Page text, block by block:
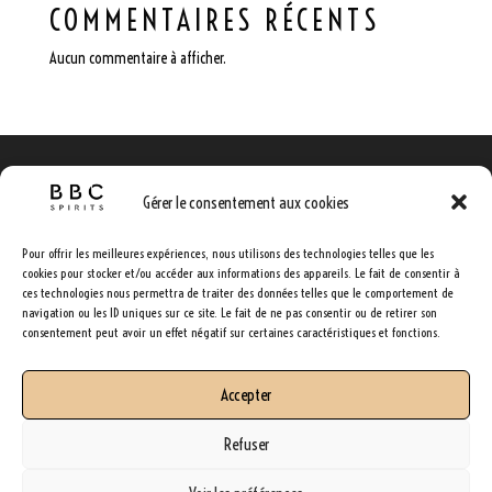
Gérer le consentement aux cookies
Pour offrir les meilleures expériences, nous utilisons des technologies telles que les
cookies pour stocker et/ou accéder aux informations des appareils. Le fait de consentir à
ces technologies nous permettra de traiter des données telles que le comportement de
navigation ou les ID uniques sur ce site. Le fait de ne pas consentir ou de retirer son
consentement peut avoir un effet négatif sur certaines caractéristiques et fonctions.
Accepter
Refuser
COMMENTAIRES RÉCENTS
Aucun commentaire à afficher.
ARCHIVES CATÉGORIES